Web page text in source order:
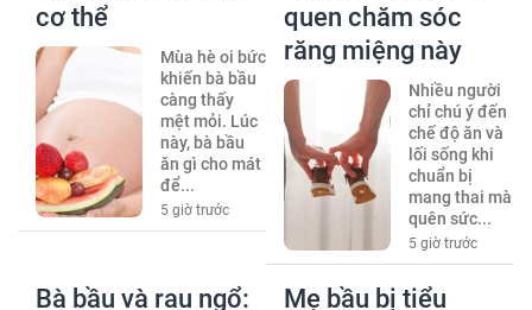
cơ thể
Mùa hè oi bức
khiến bà bầu
càng thấy
mệt mỏi. Lúc
này, bà bầu
ăn gì cho mát
để...
5 giờ trước
quen chăm sóc
răng miệng này
Nhiều người
chỉ chú ý đến
chế độ ăn và
lối sống khi
chuẩn bị
mang thai mà
quên sức...
5 giờ trước
Bà bầu và rau ngổ:
Mẹ bầu bị tiểu